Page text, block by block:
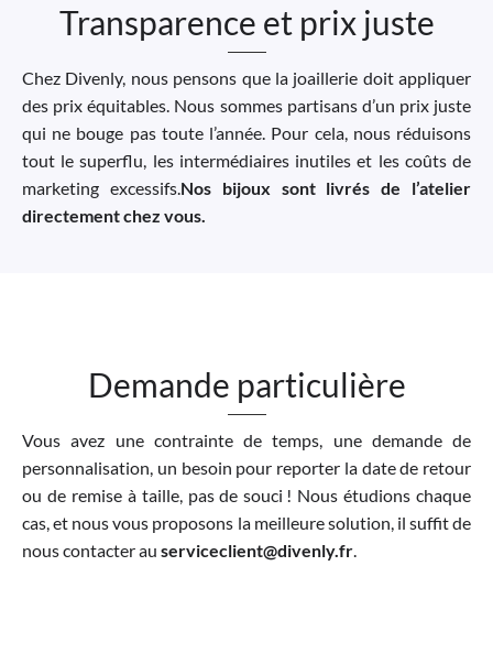
Transparence et prix juste
Chez Divenly, nous pensons que la joaillerie doit appliquer
des prix équitables. Nous sommes partisans d’un prix juste
qui ne bouge pas toute l’année. Pour cela, nous réduisons
tout le superflu, les intermédiaires inutiles et les coûts de
marketing excessifs. Nos bijoux sont livrés de l’atelier
directement chez vous.
Demande particulière
Vous avez une contrainte de temps, une demande de
personnalisation, un besoin pour reporter la date de retour
ou de remise à taille, pas de souci ! Nous étudions chaque
cas, et nous vous proposons la meilleure solution, il suffit de
nous contacter au serviceclient@divenly.fr.